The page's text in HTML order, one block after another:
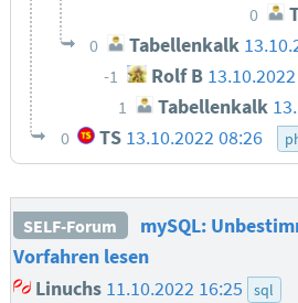
0
0 Tabellenkalk
-1 Rolf B
1 Tabellenkalk
0 TS 13.10.2022 08:26
SELF-Forum
mySQL:
Vorfahren lesen
Linuchs 11.10.2022 16:25 sql